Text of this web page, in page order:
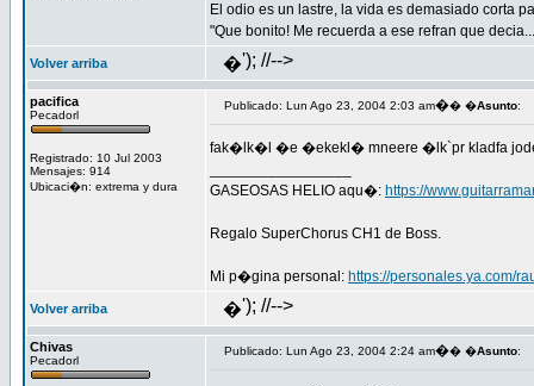
El odio es un lastre, la vida es demasiado corta
"Que bonito! Me recuerda a ese refran que
Volver arriba �'); //-->
pacifica
Pecadorl
Registrado: 10 Jul 2003
Mensajes: 914
Ubicaci�n: extrema y dura
Publicado: Lun Ago 23, 2004 2:03 am�� �Asunto:
fak�lk�l �e �ekekl� mneere �lk`pr kladfa
GASEOSAS HELIO aqu�: https://
Regalo SuperChorus CH1 de Boss.
Mi p�gina personal: https://personales.ya.com/
Volver arriba �'); //-->
Chivas
Pecadorl
Publicado: Lun Ago 23, 2004 2:24 am�� �Asunto: